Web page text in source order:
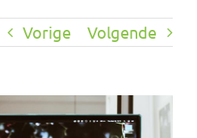
Vorige Volgende